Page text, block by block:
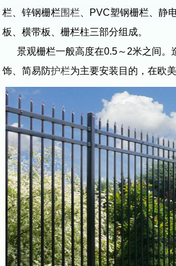
栏、锌钢栅栏围栏 、PVC塑钢栅栏、静
板、横带板、栅栏柱三部分组成。
景观栅栏一般高度在0.5～2米之间。
饰、简易防护栏为主要安装目的，在欧